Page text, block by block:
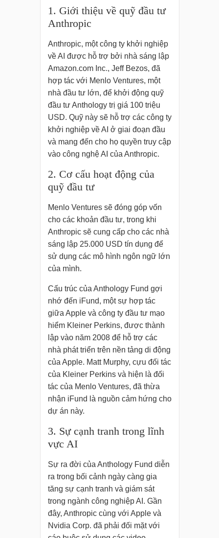
1. Giới thiệu về quỹ đầu tư
Anthropic
Anthropic, một công ty khởi nghiệp
về AI được hỗ trợ bởi nhà sáng lập
Amazon.com Inc., Jeff Bezos, đã
hợp tác với Menlo Ventures, một
nhà đầu tư lớn, để khởi động quỹ
đầu tư Anthology trị giá 100 triệu
USD. Quỹ này sẽ hỗ trợ các công ty
khởi nghiệp về AI ở giai đoạn đầu
và mang đến cho họ quyền truy cập
vào công nghệ AI của Anthropic.
2. Cơ cấu hoạt động của
quỹ đầu tư
Menlo Ventures sẽ đóng góp vốn
cho các khoản đầu tư, trong khi
Anthropic sẽ cung cấp cho các nhà
sáng lập 25.000 USD tín dụng để
sử dụng các mô hình ngôn ngữ lớn
của mình.
Cấu trúc của Anthology Fund gợi
nhớ đến iFund, một sự hợp tác
giữa Apple và công ty đầu tư mạo
hiểm Kleiner Perkins, được thành
lập vào năm 2008 để hỗ trợ các
nhà phát triển trên nền tảng di động
của Apple. Matt Murphy, cựu đối tác
của Kleiner Perkins và hiện là đối
tác của Menlo Ventures, đã thừa
nhận iFund là nguồn cảm hứng cho
dự án này.
3. Sự cạnh tranh trong lĩnh
vực AI
Sự ra đời của Anthology Fund diễn
ra trong bối cảnh ngày càng gia
tăng sự cạnh tranh và giám sát
trong ngành công nghiệp AI. Gần
đây, Anthropic cùng với Apple và
Nvidia Corp. đã phải đối mặt với